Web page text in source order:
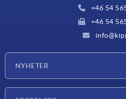
+46 54
+46 54
NYHETER